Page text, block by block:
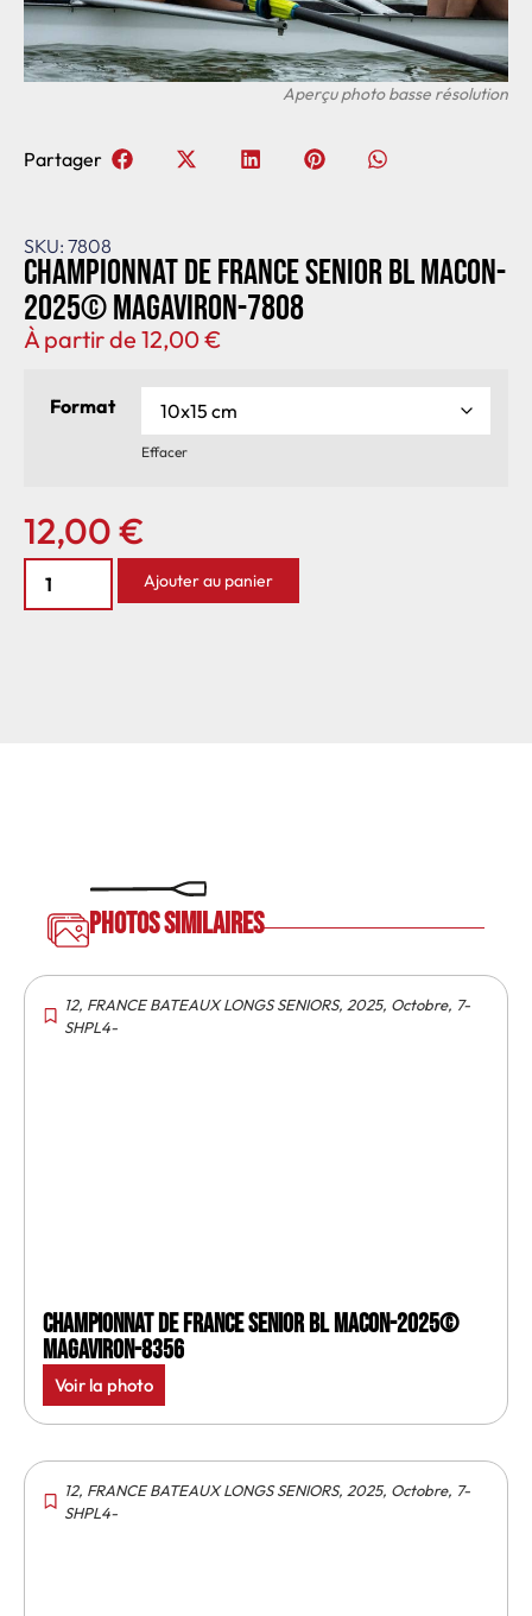
SKU: 7808
Championnat de France senior BL Macon-
2025© MagAviron-7808
À partir de 12,00€
Format
Effacer
12,00€
Ajouter au panier
Partager
Photos similaires
12, FRANCE BATEAUX LONGS SENIORS, 2025, Octobre, 7-
SHPL4-
Championnat de France senior BL Macon-2025©
MagAviron-8356
Voir la photo
12, FRANCE BATEAUX LONGS SENIORS, 2025, Octobre, 7-
SHPL4-